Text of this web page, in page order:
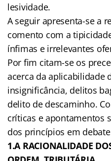
lesividade.
A seguir apresenta-se a
comento com a
ínfimas e irrelevantes
Por fim citam-se os
acerca da aplicabilidade
insignificância, delitos
delito de descaminho.
críticas e apontamentos
dos princípios em
1.A RACIONALIDADE